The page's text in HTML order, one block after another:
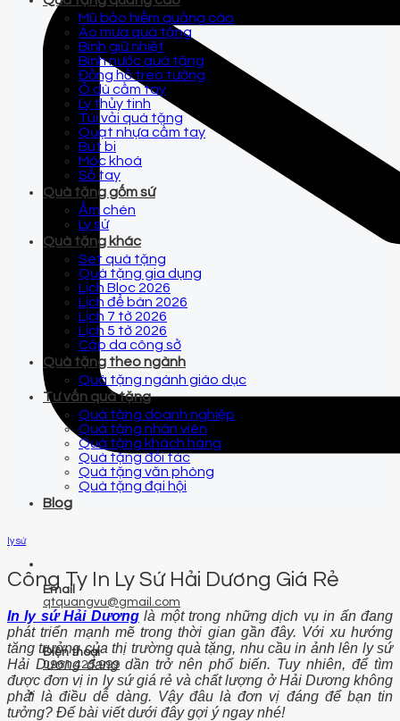
Email
qtquangvu@gmail.com
Điện thoại
0961 425 999
Mũ bảo hiểm quảng cáo
Áo mưa quà tặng
Bình giữ nhiệt
Bình nước quà tặng
Đồng hồ treo tường
Ô dù cầm tay
Ly thủy tinh
Túi vải quà tặng
Quạt nhựa cầm tay
Bút bi
Móc khoá
Sổ tay
Quà tặng gốm sứ
Ấm chén
Ly sứ
Quà tặng khác
Set quà tặng
Quà tặng gia dụng
Lịch Bloc 2026
Lịch để bàn 2026
Lịch 7 tờ 2026
Lịch 5 tờ 2026
Cặp da công sở
Quà tặng theo ngành
Quà tặng ngành giáo dục
Tư vấn quà tặng
Quà tặng doanh nghiệp
Quà tặng nhân viên
Quà tặng khách hàng
Quà tặng đối tác
Quà tặng văn phòng
Quà tặng đại hội
Blog
ly sứ
Công Ty In Ly Sứ Hải Dương Giá Rẻ
In ly sứ Hải Dươnglà một trong những dịch vụ in ấn đang
phát triển mạnh mẽ trong thời gian gần đây. Với xu hướng
tăng trưởng của thị trường quà tặng, nhu cầu in ảnh lên ly sứ
Hải Dương đang dần trở nên phổ biến. Tuy nhiên, để tìm
được đơn vị in ly sứ giá rẻ và chất lượng ở Hải Dương không
phải là điều dễ dàng. Vậy đâu là đơn vị đáng để bạn tin
tưởng? Để bài viết dưới đây gợi ý ngay nhé!